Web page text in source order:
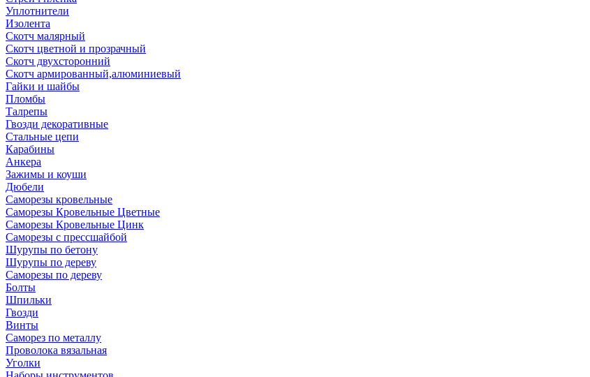
Уплотнители
Изолента
Скотч малярный
Скотч цветной и прозрачный
Скотч двухсторонний
Скотч армированный,алюминиевый
Гайки и шайбы
Пломбы
Талрепы
Гвозди декоративные
Стальные цепи
Карабины
Анкера
Зажимы и коуши
Дюбели
Саморезы кровельные
Саморезы Кровельные Цветные
Саморезы Кровельные Цинк
Саморезы с прессшайбой
Шурупы по бетону
Шурупы по дереву
Саморезы по дереву
Болты
Шпильки
Гвозди
Винты
Саморез по металлу
Проволока вязальная
Уголки